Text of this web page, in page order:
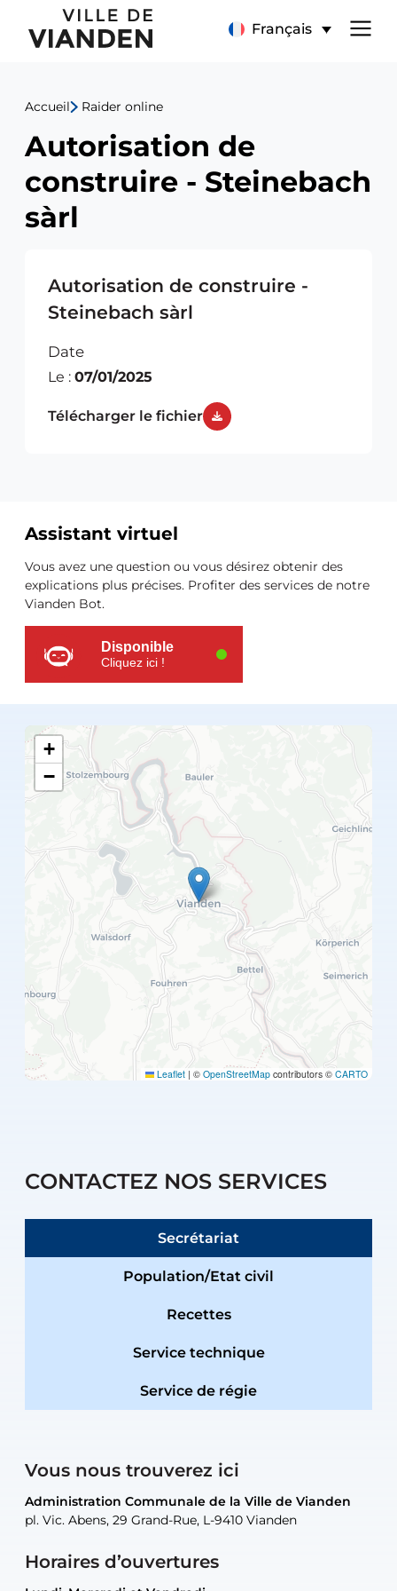
Autorisation
de
construire
Steinebach
sàrl
Français
Menu
navigation
principal
Accueil Raider online
Autorisation de
construire - Steinebach
sàrl
Autorisation de construire -
Steinebach sàrl
Date
Le : 07/01/2025
Télécharger le fichier
Ressources
supplémentaires
Assistant virtuel
Vous avez une question ou vous désirez obtenir des
explications plus précises. Profiter des services de notre
Vianden Bot.
Disponible
Cliquez ici !
+
−
Leaflet | © OpenStreetMap contributors © CARTO
CONTACTEZ NOS SERVICES
Secrétariat
Population/Etat civil
Recettes
Service technique
Service de régie
Vous nous trouverez ici
Administration Communale de la Ville de Vianden
pl. Vic. Abens, 29 Grand-Rue, L-9410 Vianden
Horaires d’ouvertures
Administration Communale de la Ville de Vianden
pl. Vic. Abens, 29 Grand-Rue, L-9410 Vianden
Administration Communale de la Ville de Vianden
pl. Vic. Abens, 29 Grand-Rue, L-9410 Vianden
Administration Communale de la Ville de Vianden
pl. Vic. Abens, 29 Grand-Rue, L-9410 Vianden
Atelier Communal de la Ville de Vianden
30, rue Neugarten, L-9422 Vianden